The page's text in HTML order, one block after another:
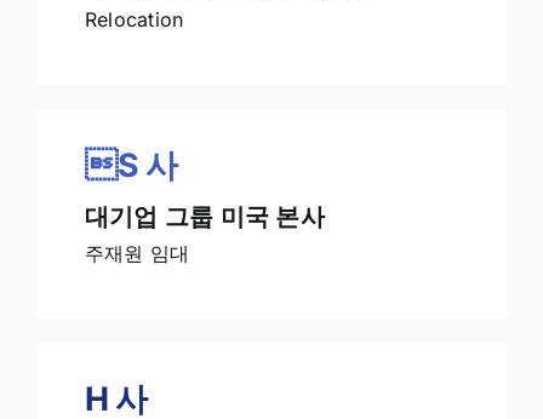
Relocation
S 사
대기업 그룹 미국 본사
주재원 임대
H 사